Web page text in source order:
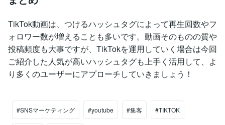
TikTok動画は、つけるハッシュタグによって再生回数やフ
ォロワー数が増えることも多いです。動画そのものの質や
投稿頻度も大事ですが、TikTokを運用していく場合は今回
ご紹介した人気が高いハッシュタグも上手く活用して、よ
り多くのユーザーにアプローチしていきましょう！
#SNSマーケティング #youtube #集客 #TIKTOK